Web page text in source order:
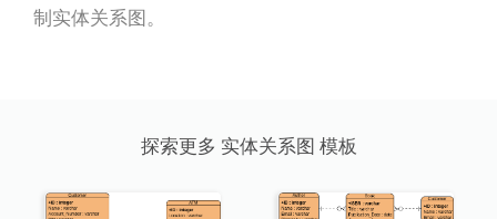
制实体关系图。
探索更多 实体关系图 模板